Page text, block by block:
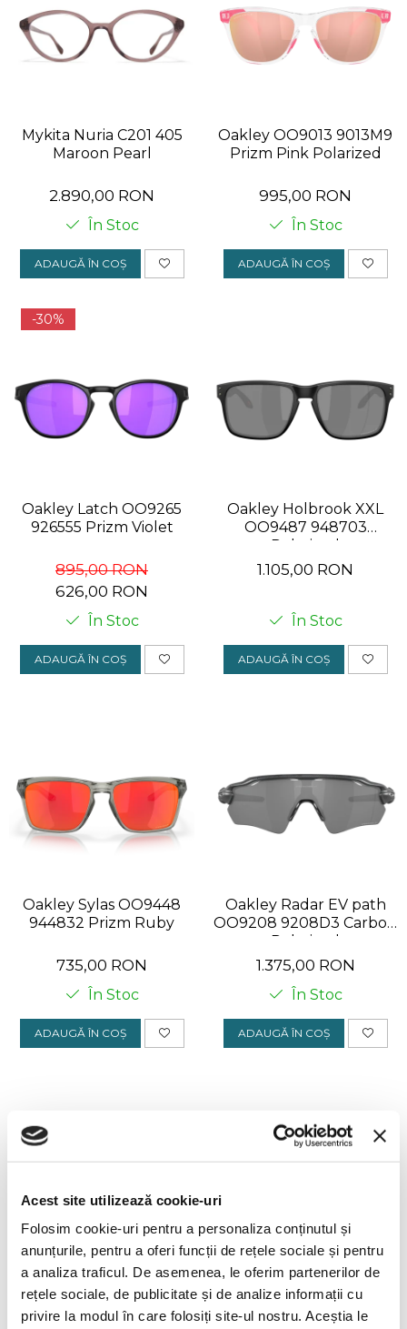
Acest site utilizează cookie-uri
Folosim cookie-uri pentru a personaliza conținutul și
anunțurile, pentru a oferi funcții de rețele sociale și pentru
a analiza traficul. De asemenea, le oferim partenerilor de
rețele sociale, de publicitate și de analize informații cu
privire la modul în care folosiți site-ul nostru. Aceștia le
STELLA MCCARTNEY
TIFFANY&CO
Mykita Nuria C201 405
Maroon Pearl
2.890,00 RON
În Stoc
ADAUGĂ ÎN COȘ
Oakley OO9013 9013M9
Prizm Pink Polarized
995,00 RON
În Stoc
ADAUGĂ ÎN COȘ
-30%
Oakley Latch OO9265
926555 Prizm Violet
895,00 RON
626,00 RON
În Stoc
ADAUGĂ ÎN COȘ
Oakley Holbrook XXL
OO9487 948703
Polarized
1.105,00 RON
În Stoc
ADAUGĂ ÎN COȘ
Oakley Sylas OO9448
944832 Prizm Ruby
735,00 RON
În Stoc
ADAUGĂ ÎN COȘ
Oakley Radar EV path
OO9208 9208D3 Carbon
Polarized
1.375,00 RON
În Stoc
ADAUGĂ ÎN COȘ
Oakley Radar EV path
OO9208 920872 Prizm
Ruby
Oakley Frogskins
OO9013 9013M4 55 Prizm
gaming™ 2.0